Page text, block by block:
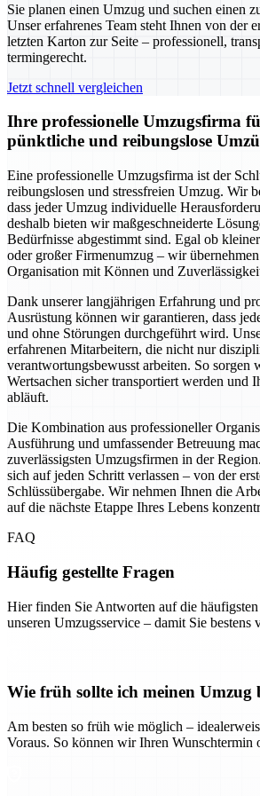
Sie planen einen Umzug und suchen einen
Unser erfahrenes Team steht Ihnen von der
letzten Karton zur Seite – professionell,
termingerecht.
Jetzt schnell vergleichen
Ihre professionelle Umzugsfirma
pünktliche und reibungslose
Eine professionelle Umzugsfirma ist der
reibungslosen und stressfreien Umzug. Wir
dass jeder Umzug individuelle
deshalb bieten wir maßgeschneiderte
Bedürfnisse abgestimmt sind. Egal ob
oder großer Firmenumzug – wir
Organisation mit Können und
Dank unserer langjährigen Erfahrung und
Ausrüstung können wir garantieren, dass
und ohne Störungen durchgeführt wird.
erfahrenen Mitarbeitern, die nicht nur
verantwortungsbewusst arbeiten. So sorgen
Wertsachen sicher transportiert werden und
abläuft.
Die Kombination aus professioneller
Ausführung und umfassender Betreuung
zuverlässigsten Umzugsfirmen in der
sich auf jeden Schritt verlassen – von der
Schlüssübergabe. Wir nehmen Ihnen die
auf die nächste Etappe Ihres Lebens
FAQ
Häufig gestellte Fragen
Hier finden Sie Antworten auf die
unseren Umzugsservice – damit Sie bestens
Wie früh sollte ich meinen Umzug
Am besten so früh wie möglich –
Voraus. So können wir Ihren Wunschtermin